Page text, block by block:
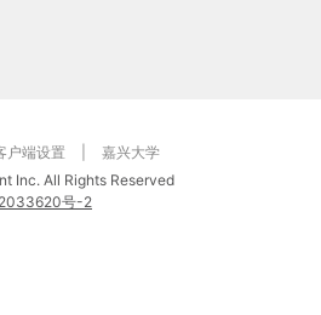
户端设置
嘉兴大学
Inc. All Rights Reserved
号-2